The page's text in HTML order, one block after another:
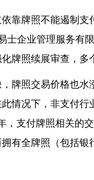
靠牌照不能遏制支
企业管理服务有
牌照续展审查，多
牌照交易价格也水
情况下，非支付行
，支付牌照相关的
有全牌照（包括银